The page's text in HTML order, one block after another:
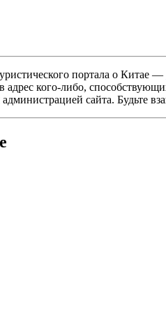
портала о Китае —
адрес кого-либо,
администрацией сайта. Будьте